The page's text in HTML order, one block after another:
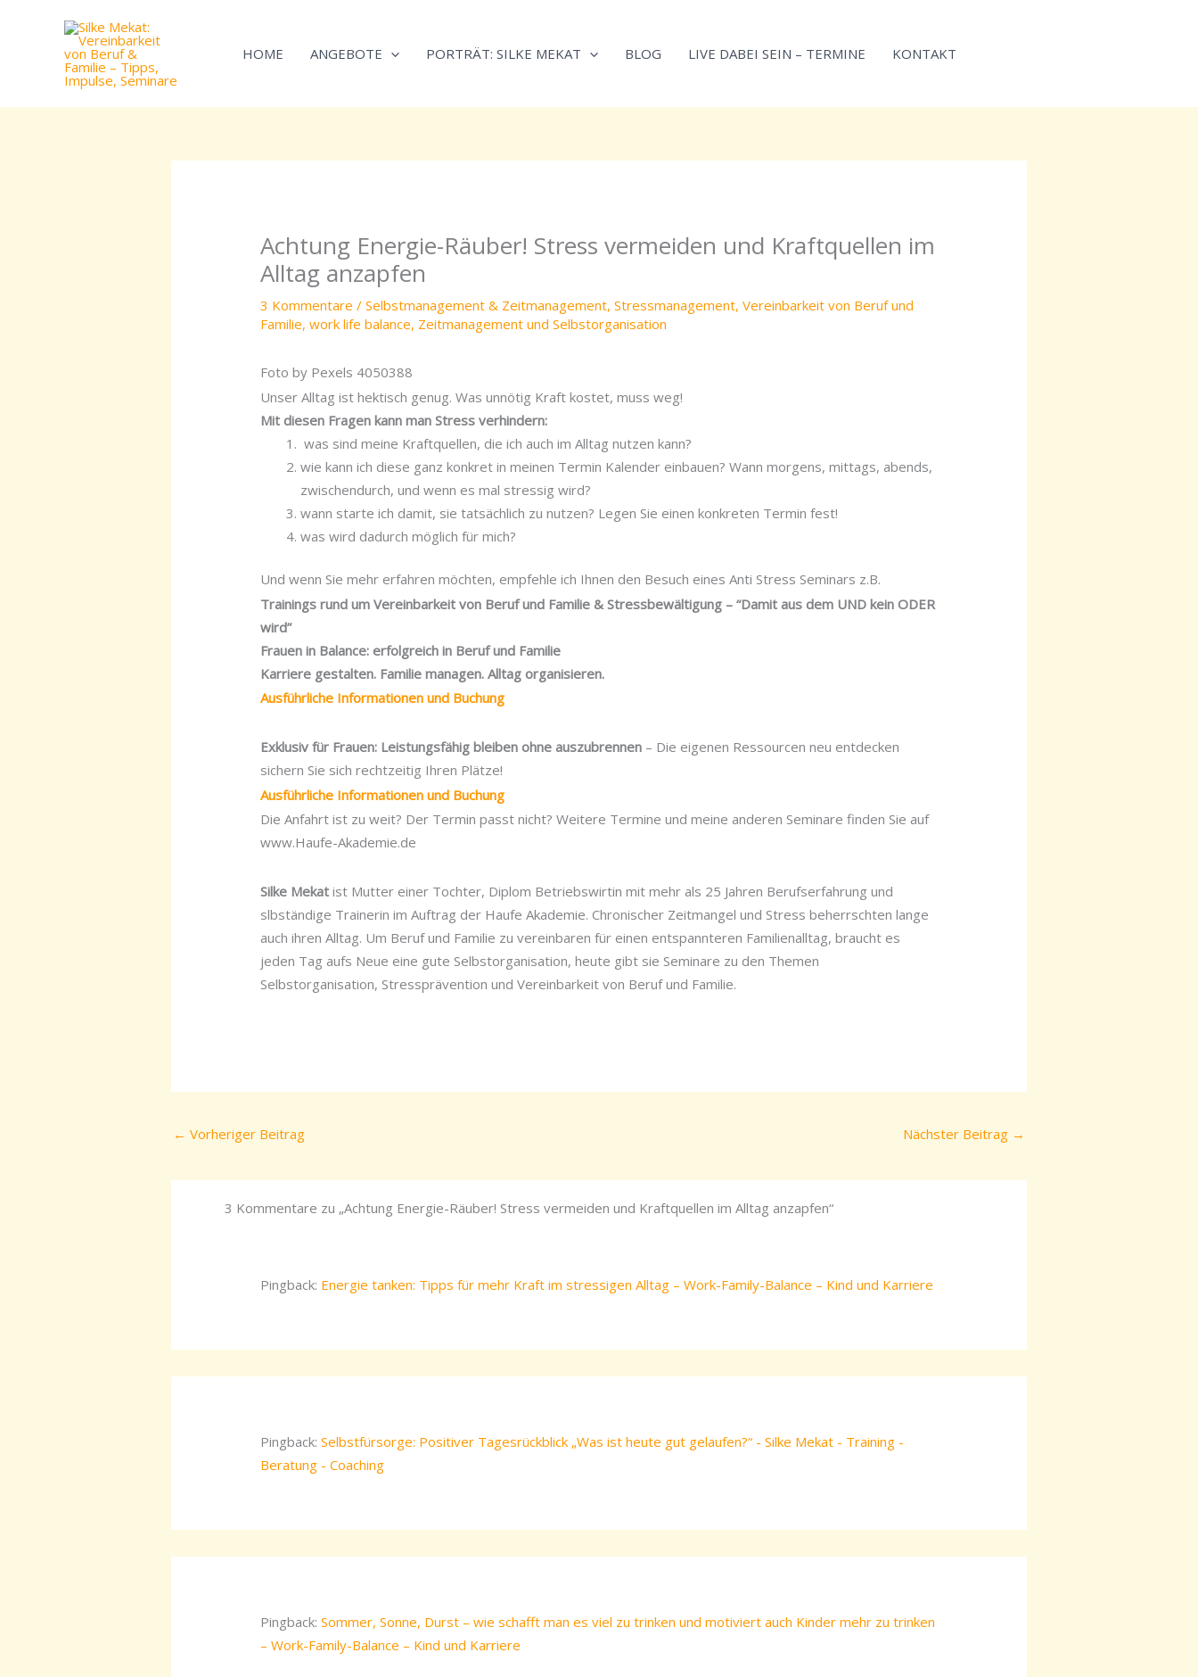
HOME ANGEBOTE PORTRÄT: SILKE MEKAT BLOG LIVE DABEI SEIN – TERMINE KONTAKT
Achtung Energie-Räuber! Stress vermeiden und Kraftquellen im
Alltag anzapfen
3 Kommentare /Selbstmanagement & Zeitmanagement,Stressmanagement,Vereinbarkeit von Beruf und
Familie,work life balance, Zeitmanagement und Selbstorganisation
Foto by Pexels 4050388
Unser Alltag ist hektisch genug. Was unnötig Kraft kostet, muss weg!
Mit diesen Fragen kann man Stress verhindern:
was sind meine Kraftquellen, die ich auch im Alltag nutzen kann?
wie kann ich diese ganz konkret in meinen Termin Kalender einbauen? Wann morgens, mittags, abends,
zwischendurch, und wenn es mal stressig wird?
wann starte ich damit, sie tatsächlich zu nutzen? Legen Sie einen konkreten Termin fest!
was wird dadurch möglich für mich?
Und wenn Sie mehr erfahren möchten, empfehle ich Ihnen den Besuch eines Anti Stress Seminars z.B.
Trainings rund um Vereinbarkeit von Beruf und Familie & Stressbewältigung – “Damit aus dem UND kein ODER
wird”
Frauen in Balance: erfolgreich in Beruf und Familie
Karriere gestalten. Familie managen. Alltag organisieren.
Ausführliche Informationen und Buchung
Exklusiv für Frauen: Leistungsfähig bleiben ohne auszubrennen – Die eigenen Ressourcen neu entdecken
sichern Sie sich rechtzeitig Ihren Plätze!
Ausführliche Informationen und Buchung
Die Anfahrt ist zu weit? Der Termin passt nicht? Weitere Termine und meine anderen Seminare finden Sie auf
www.Haufe-Akademie.de
Silke Mekat ist Mutter einer Tochter, Diplom Betriebswirtin mit mehr als 25 Jahren Berufserfahrung und
slbständige Trainerin im Auftrag der Haufe Akademie. Chronischer Zeitmangel und Stress beherrschten lange
auch ihren Alltag. Um Beruf und Familie zu vereinbaren für einen entspannteren Familienalltag, braucht es
jeden Tag aufs Neue eine gute Selbstorganisation, heute gibt sie Seminare zu den Themen
Selbstorganisation, Stressprävention und Vereinbarkeit von Beruf und Familie.
← Vorheriger Beitrag Nächster Beitrag →
3 Kommentare zu „Achtung Energie-Räuber! Stress vermeiden und Kraftquellen im Alltag anzapfen“
Pingback: Energie tanken: Tipps für mehr Kraft im stressigen Alltag – Work-Family-Balance – Kind und Karriere
Pingback:Selbstfürsorge: Positiver Tagesrückblick „Was ist heute gut gelaufen?“ - Silke Mekat - Training -
Beratung - Coaching
Pingback:Sommer, Sonne, Durst – wie schafft man es viel zu trinken und motiviert auch Kinder mehr zu trinken
– Work-Family-Balance – Kind und Karriere
sich
reduzieren
Einfach